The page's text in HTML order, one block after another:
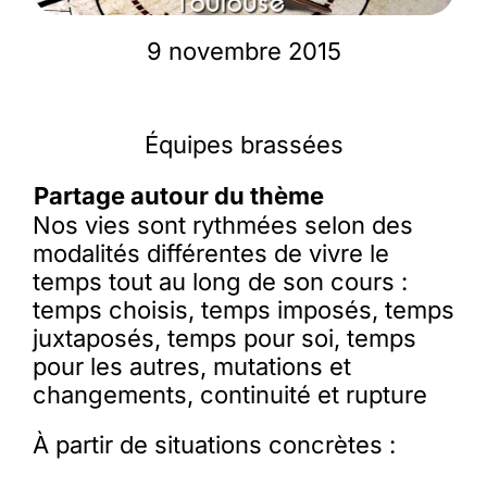
La revue Responsables
9 novembre 2015
Équipes brassées
Partage autour du thème
Nos vies sont rythmées selon des
modalités différentes de vivre le
temps tout au long de son cours :
temps choisis, temps imposés, temps
juxtaposés, temps pour soi, temps
pour les autres, mutations et
changements, continuité et rupture
À partir de situations concrètes :